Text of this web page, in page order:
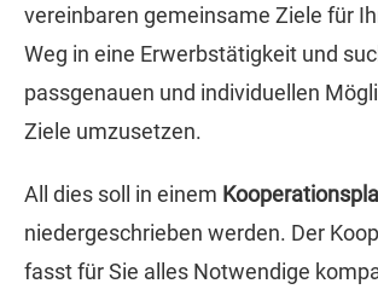
vereinbaren gemeinsame Ziele für
Weg in eine Erwerbstätigkeit und
passgenauen und individuellen
Ziele umzusetzen.
All dies soll in einem
niedergeschrieben werden. Der
fasst für Sie alles Notwendige